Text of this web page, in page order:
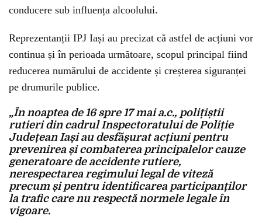
conducere sub influența alcoolului.
Reprezentanții IPJ Iași au precizat că astfel de acțiuni vor
continua și în perioada următoare, scopul principal fiind
reducerea numărului de accidente și creșterea siguranței
pe drumurile publice.
„În noaptea de 16 spre 17 mai a.c., polițiștii
rutieri din cadrul Inspectoratului de Poliție
Județean Iași au desfășurat acțiuni pentru
prevenirea și combaterea principalelor cauze
generatoare de accidente rutiere,
nerespectarea regimului legal de viteză
precum și pentru identificarea participanților
la trafic care nu respectă normele legale în
vigoare.